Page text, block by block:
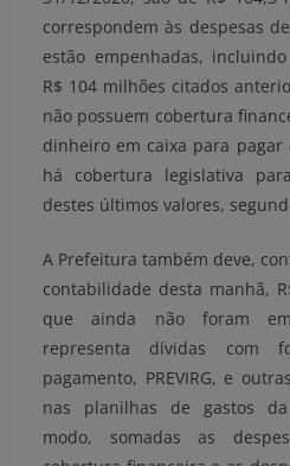
correspondem às despesas
estão empenhadas,
R$ 104 milhões citados
não possuem cobertura
dinheiro em caixa para pagar
há cobertura legislativa
destes últimos valores,
A Prefeitura também deve,
contabilidade desta manhã,
que ainda não foram
representa dívidas com
pagamento, PREVIRG, e
nas planilhas de gastos
modo, somadas as